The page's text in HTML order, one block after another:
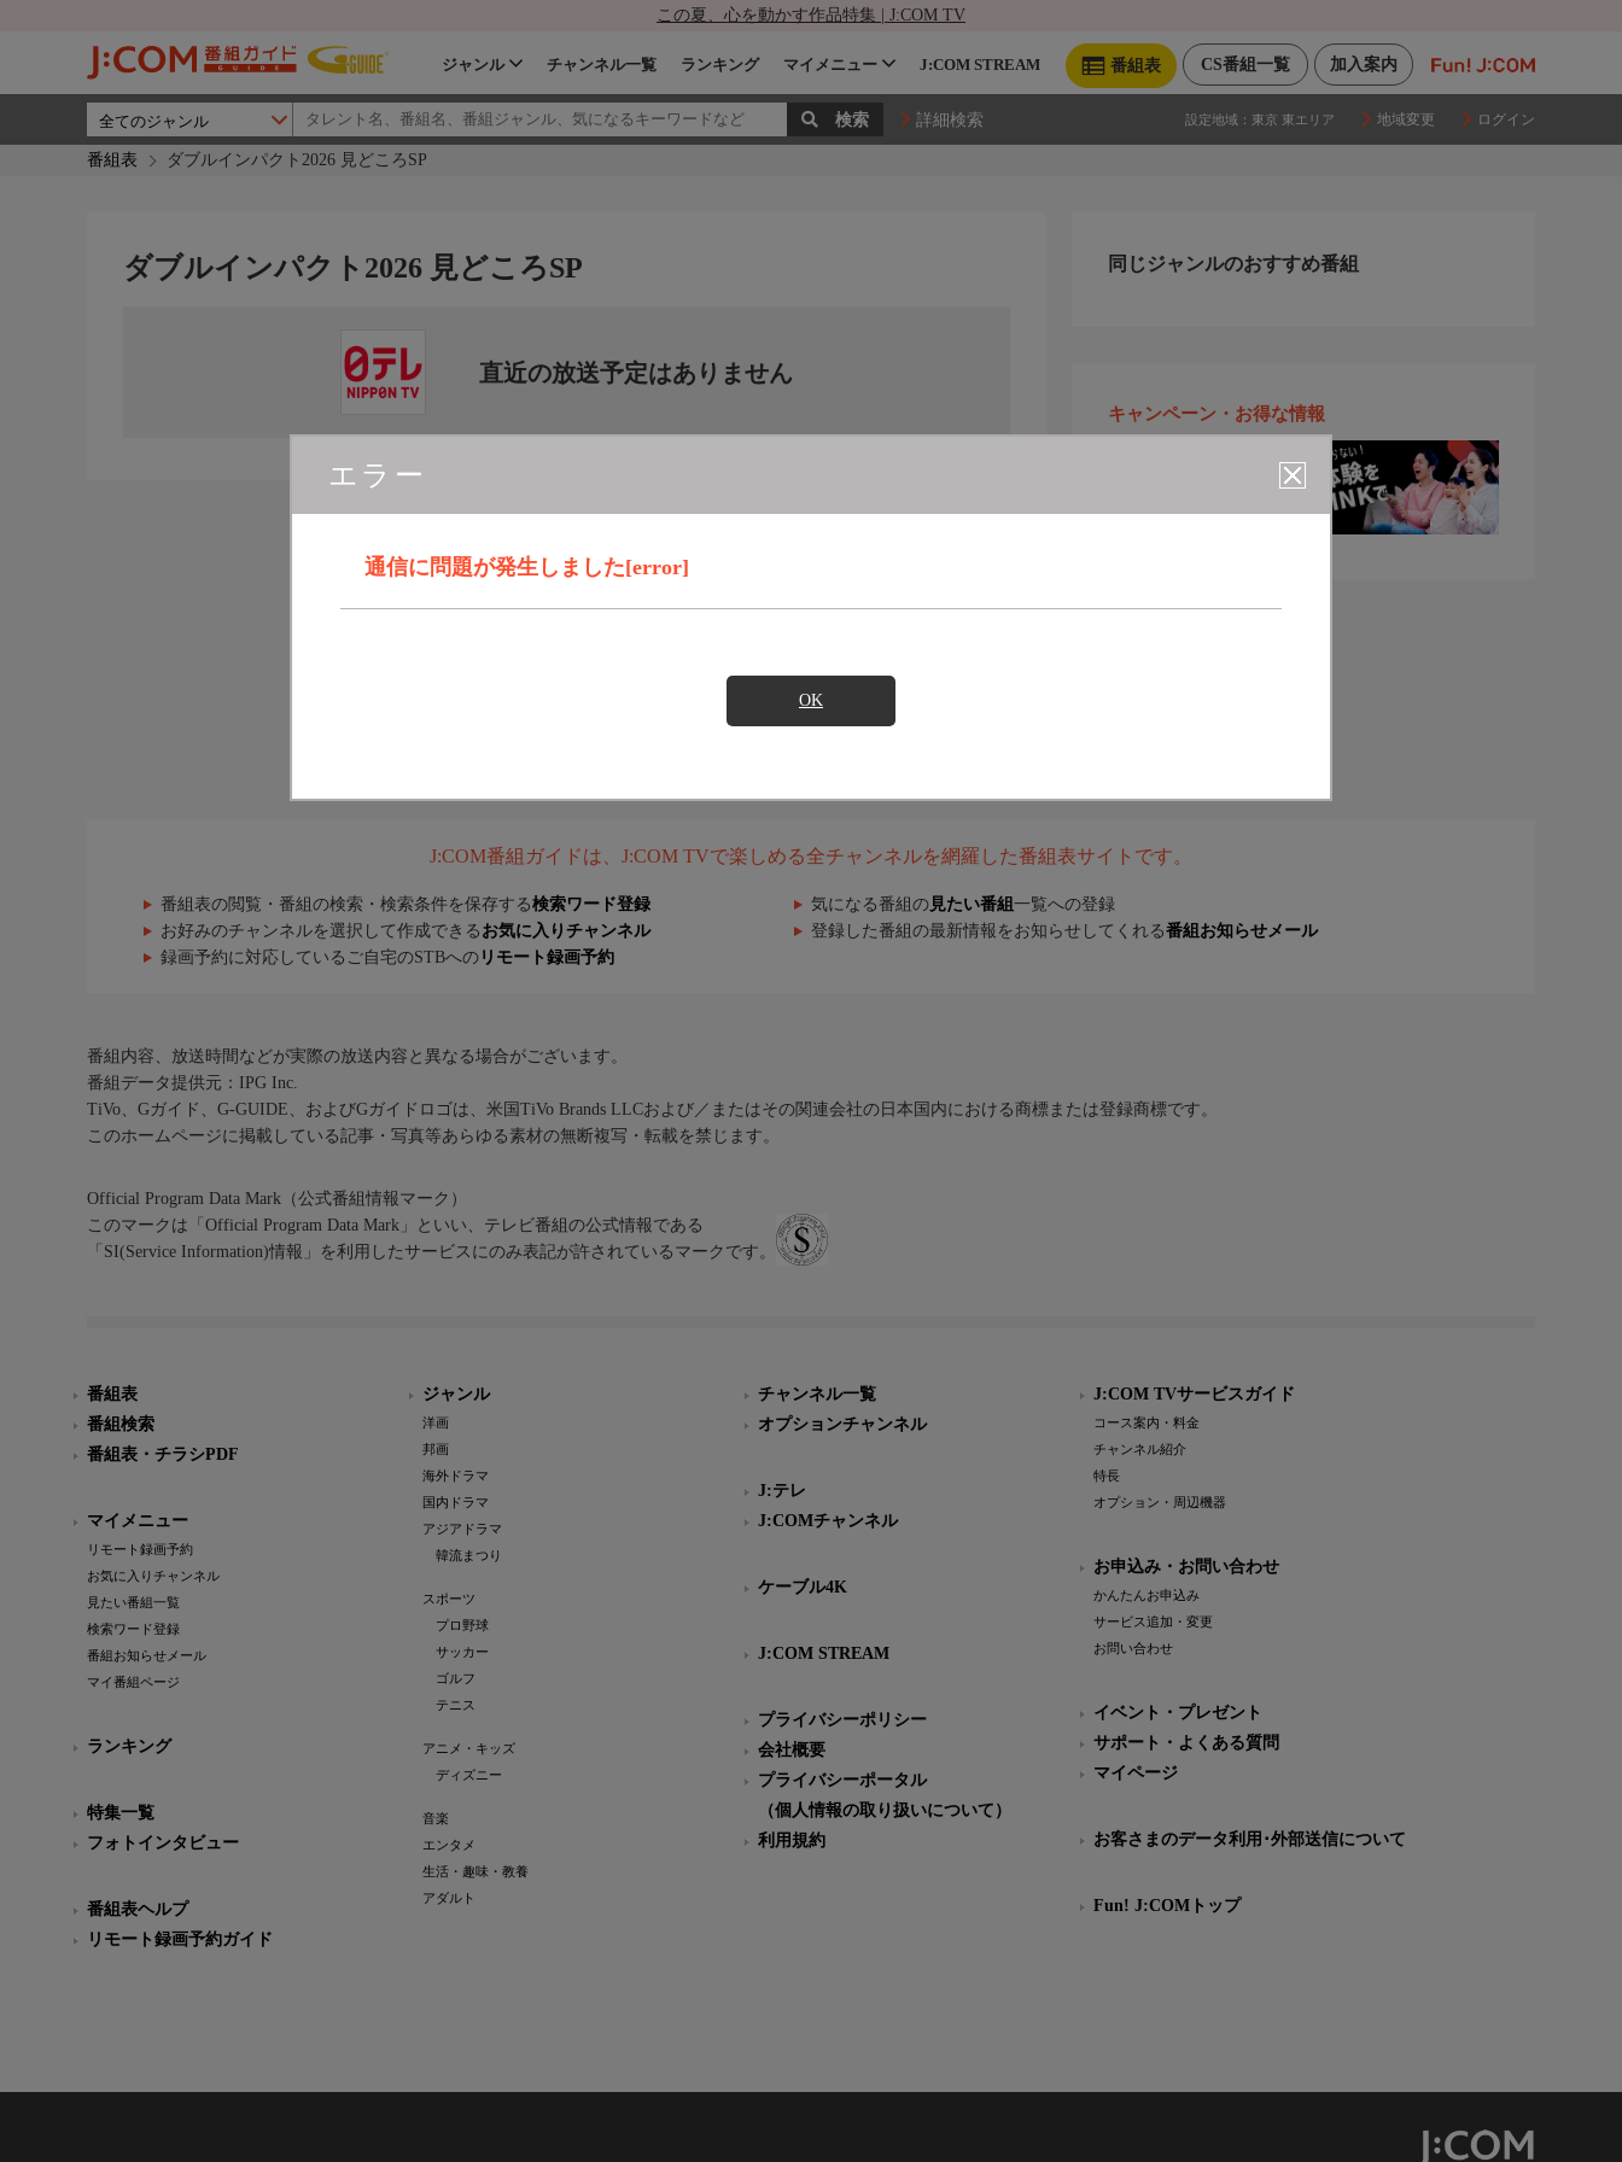
この夏、心を動かす作品特集 | J:COM TV
加入案内
CS番組一覧
番組表
ジャンル チャンネル一覧 ランキング マイメニュー J:COM STREAM
詳細検索 設定地域： 東京 東エリア 地域変更 ログイン
番組表 ダブルインパクト2026 見どころSP
エラー
通信に問題が発生しました[error]
OK
ダブルインパクト2026 見どころSP
直近の放送予定はありません
同じジャンルのおすすめ番組
キャンペーン・お得な情報
J:COM番組ガイドは、J:COM TVで楽しめる全チャンネルを網羅した番組表サイトです。
番組表の閲覧・番組の検索・検索条件を保存する検索ワード登録 気になる番組の 見たい番組 一覧への登録
お好みのチャンネルを選択して作成できる お気に入りチャンネル 登録した番組の最新情報をお知らせしてくれる番組お知らせメール
録画予約に対応しているご自宅のSTBへの リモート録画予約
番組内容、放送時間などが実際の放送内容と異なる場合がございます。
番組データ提供元：IPG Inc.
TiVo、Gガイド、G-GUIDE、およびGガイドロゴは、米国TiVo Brands LLCおよび／またはその関連会社の日本国内における商標または登録商標です。
このホームページに掲載している記事・写真等あらゆる素材の無断複写・転載を禁じます。
Official Program Data Mark（公式番組情報マーク）
このマークは「Official Program Data Mark」といい、テレビ番組の公式情報である
「SI(Service Information)情報」を利用したサービスにのみ表記が許されているマークです。
番組表
番組検索
番組表・チラシPDF
マイメニュー
リモート録画予約
お気に入りチャンネル
見たい番組一覧
検索ワード登録
番組お知らせメール
マイ番組ページ
ランキング
特集一覧
フォトインタビュー
番組表ヘルプ
リモート録画予約ガイド
ジャンル
洋画
邦画
海外ドラマ
国内ドラマ
アジアドラマ
韓流まつり
スポーツ
プロ野球
サッカー
ゴルフ
テニス
アニメ・キッズ
ディズニー
音楽
エンタメ
生活・趣味・教養
アダルト
チャンネル一覧
オプションチャンネル
J:テレ
J:COMチャンネル
ケーブル4K
J:COM STREAM
プライバシーポリシー
会社概要
プライバシーポータル
（個人情報の取り扱いについて）
利用規約
J:COM TVサービスガイド
コース案内・料金
チャンネル紹介
特長
オプション・周辺機器
お申込み・お問い合わせ
かんたんお申込み
サービス追加・変更
お問い合わせ
イベント・プレゼント
サポート・よくある質問
マイページ
お客さまのデータ利用･外部送信について
Fun! J:COMトップ